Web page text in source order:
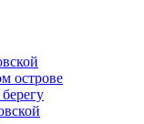
острове